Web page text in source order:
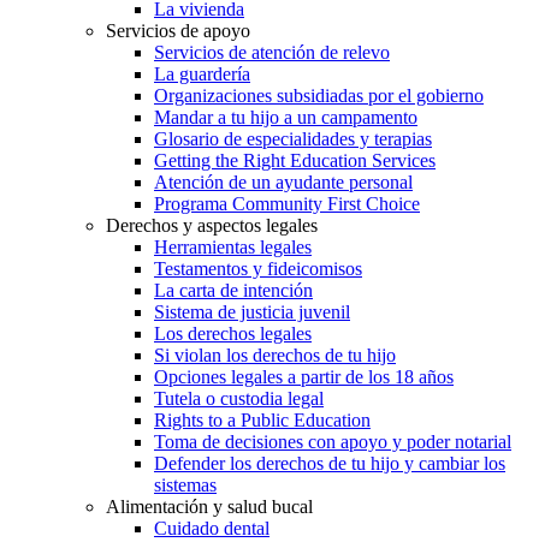
La vivienda
Servicios de apoyo
Servicios de atención de relevo
La guardería
Organizaciones subsidiadas por el gobierno
Mandar a tu hijo a un campamento
Glosario de especialidades y terapias
Getting the Right Education Services
Atención de un ayudante personal
Programa Community First Choice
Derechos y aspectos legales
Herramientas legales
Testamentos y fideicomisos
La carta de intención
Sistema de justicia juvenil
Los derechos legales
Si violan los derechos de tu hijo
Opciones legales a partir de los 18 años
Tutela o custodia legal
Rights to a Public Education
Toma de decisiones con apoyo y poder notarial
Defender los derechos de tu hijo y cambiar los
sistemas
Alimentación y salud bucal
Cuidado dental